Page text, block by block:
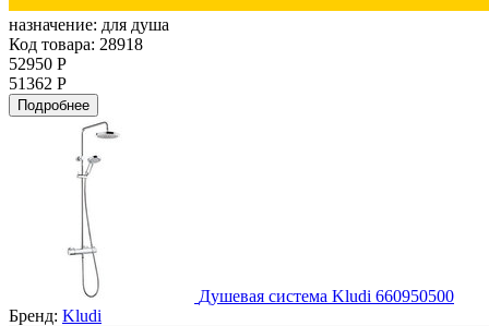
назначение: для душа
Код товара: 28918
52950 Р
51362 Р
Подробнее
Душевая система Kludi 660950500
Бренд: Kludi